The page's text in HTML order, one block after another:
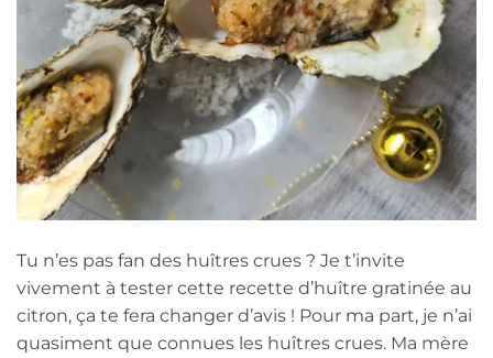
Tu n’es pas fan des huîtres crues ? Je t’invite
vivement à tester cette recette d’huître gratinée au
citron, ça te fera changer d’avis ! Pour ma part, je n’ai
quasiment que connues les huîtres crues. Ma mère